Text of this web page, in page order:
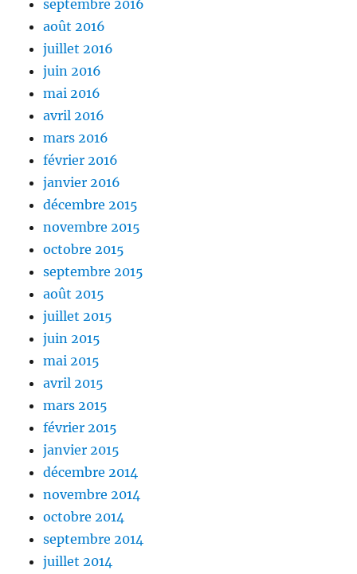
septembre 2016
août 2016
juillet 2016
juin 2016
mai 2016
avril 2016
mars 2016
février 2016
janvier 2016
décembre 2015
novembre 2015
octobre 2015
septembre 2015
août 2015
juillet 2015
juin 2015
mai 2015
avril 2015
mars 2015
février 2015
janvier 2015
décembre 2014
novembre 2014
octobre 2014
septembre 2014
juillet 2014